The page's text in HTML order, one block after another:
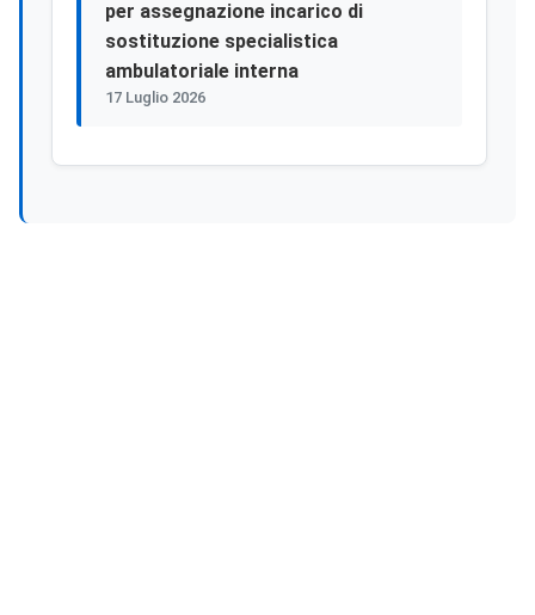
per assegnazione incarico di
sostituzione specialistica
ambulatoriale interna
17 Luglio 2026